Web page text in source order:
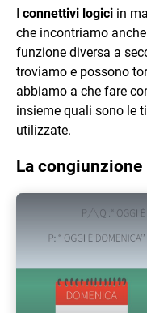
I connettivi logici in
che incontriamo
funzione diversa a
troviamo e possono
abbiamo a che fare
insieme quali sono le
utilizzate.
La congiunzione